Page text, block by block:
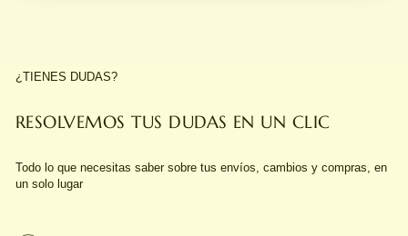
¿TIENES DUDAS?
RESOLVEMOS TUS DUDAS EN UN CLIC
Todo lo que necesitas saber sobre tus envíos, cambios y compras, en
un solo lugar